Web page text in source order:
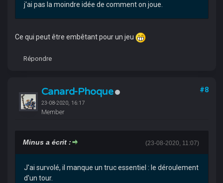
j'ai pas la moindre idée de comment on joue.
Ce qui peut être embêtant pour un jeu
Répondre
Canard-Phoque
23-08-2020, 16:17
Member
#8
(23-08-2020, 11:07)
Minus a écrit :
J'ai survolé, il manque un truc essentiel : le déroulement
d'un tour.